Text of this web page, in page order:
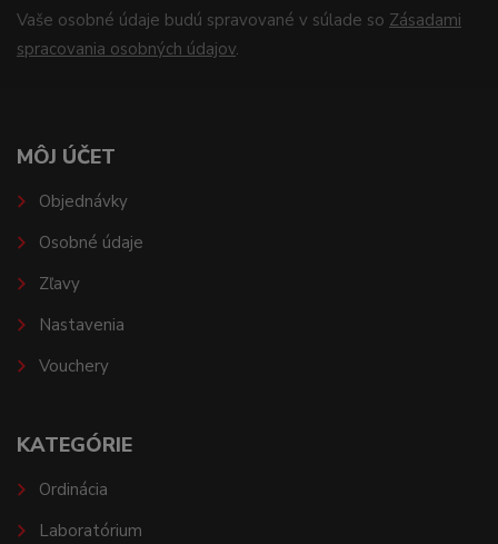
Vaše osobné údaje budú spravované v súlade so Zásadami
spracovania osobných údajov.
MÔJ ÚČET
Objednávky
Osobné údaje
Zľavy
Nastavenia
Vouchery
KATEGÓRIE
Ordinácia
Laboratórium